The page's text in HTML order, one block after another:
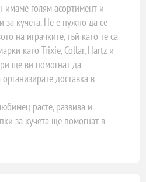
голям асортимент и
за кучета. Не е нужно да се
на играчките, тъй като те са
като Trixie, Collar, Hartz и
ще ви помогнат да
доставка в
расте, развива и
за кучета ще помогнат в